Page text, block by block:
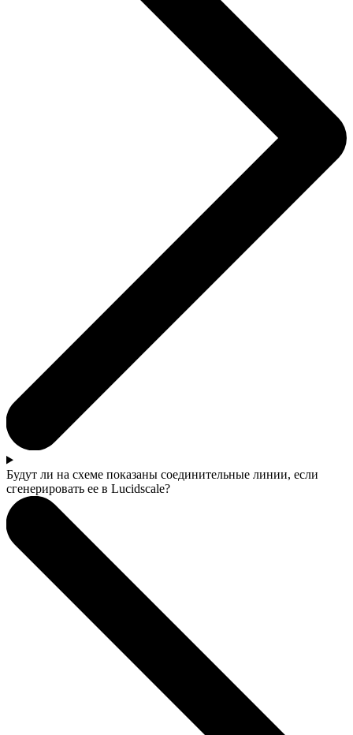
Будут ли на схеме показаны соединительные линии, если
сгенерировать ее в Lucidscale?